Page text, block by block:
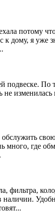
потому что
дому, я уже
подвеске. По
не
обслужить
много, где
фильтра,
наличии.